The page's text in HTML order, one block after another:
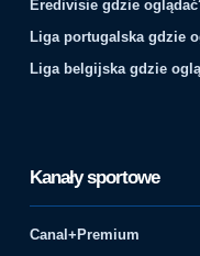
Eredivisie gdzie
Liga portugalska gdzie
Liga belgijska gdzie
Kanały sportowe
Canal+Premium